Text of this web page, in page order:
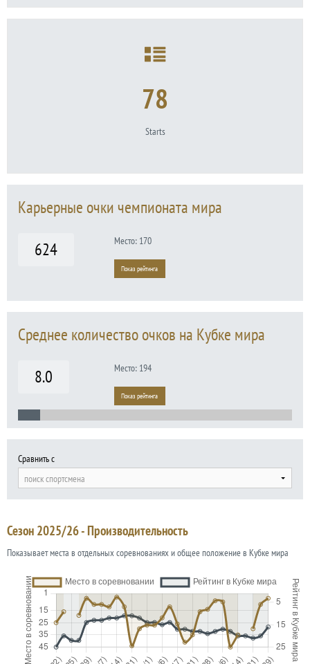
78
Starts
Карьерные очки чемпионата мира
624
Место: 170
Показ рейтинга
Среднее количество очков на Кубке мира
8.0
Место: 194
Показ рейтинга
Сравнить с
поиск спортсмена
Сезон 2025/26 - Производительность
Показывает места в отдельных соревнованиях и общее положение в Кубке мира